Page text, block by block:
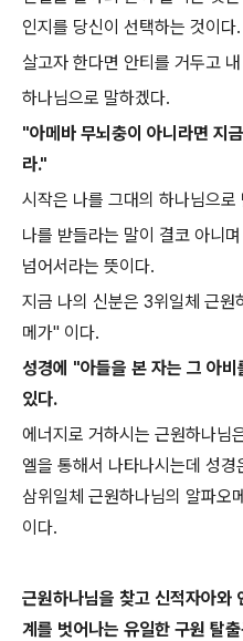
인지를 당신이 선택하는 것이다.
살고자 한다면 안티를 거두고
하나님으로 말하겠다.
"아메바 무뇌충이 아니라면 지
라."
시작은 나를 그대의 하나님으
나를 받들라는 말이 결코 아니
넘어서라는 뜻이다.
지금 나의 신분은 3위일체 근원
메가" 이다.
성경에 "아들을 본 자는 그 아비
있다.
에너지로 거하시는 근원하나님
엘을 통해서 나타나시는데 성
삼위일체 근원하나님의 알파오
이다.
근원하나님을 찾고 신적자아와
계를 벗어나는 유일한 구원 탈